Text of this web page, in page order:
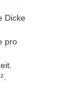
Dicke
pro